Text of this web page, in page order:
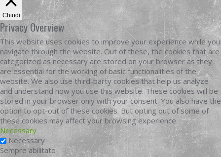
Chiudi
Privacy Overview
This website uses cookies to improve your experience while you
navigate through the website. Out of these, the cookies that are
categorized as necessary are stored on your browser as they
are essential for the working of basic functionalities of the
website. We also use third-party cookies that help us analyze
and understand how you use this website. These cookies will be
stored in your browser only with your consent. You also have the
option to opt-out of these cookies. But opting out of some of
these cookies may affect your browsing experience.
Necessary
Necessary
Sempre abilitato